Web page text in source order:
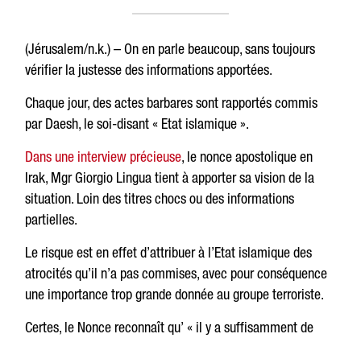
(Jérusalem/n.k.) – On en parle beaucoup, sans toujours
vérifier la justesse des informations apportées.
Chaque jour, des actes barbares sont rapportés commis
par Daesh, le soi-disant « Etat islamique ».
Dans une interview précieuse, le nonce apostolique en
Irak, Mgr Giorgio Lingua tient à apporter sa vision de la
situation. Loin des titres chocs ou des informations
partielles.
Le risque est en effet d’attribuer à l’Etat islamique des
atrocités qu’il n’a pas commises, avec pour conséquence
une importance trop grande donnée au groupe terroriste.
Certes, le Nonce reconnaît qu’ « il y a suffisamment de